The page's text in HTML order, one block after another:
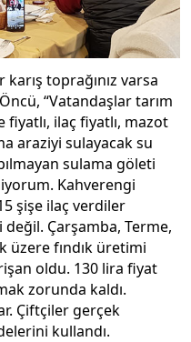
karış toprağınız varsa
“Vatandaşlar tarım
ilaç fiyatlı, mazot
araziyi sulayacak su
sulama göleti
Kahverengi
şişe ilaç verdiler
Çarşamba, Terme,
üzere fındık üretimi
oldu. 130 lira fiyat
zorunda kaldı.
Çiftçiler gerçek
kullandı.